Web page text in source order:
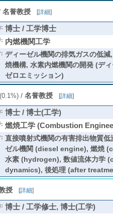
名誉教授 [詳細]
博士 / 工学博士
: 内燃機関工学
: ディーゼル機関の排気ガスの低
焼機構, 水素内燃機関の開発 (デ
ゼロエミッション)
(0.1%)/ 名誉教授 [詳細]
博士 / 博士(工学)
: 燃焼工学 (Combustion
: 直接噴射式機関の有害排出物質
ゼル機関 (diesel engine), 燃焼
水素 (hydrogen), 数値流体力学
dynamics), 後処理 (after
授 [詳細]
博士 / 工学修士, 博士(工学)